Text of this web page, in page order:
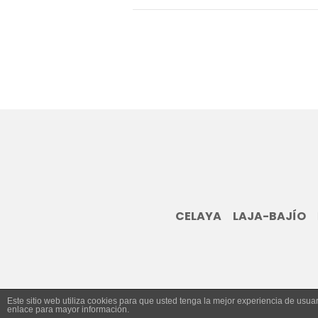
CELAYA LAJA-BAJÍO
Este sitio web utiliza cookies para que usted tenga la mejor experiencia de
enlace para mayor información.